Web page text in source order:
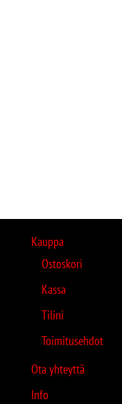
Kauppa
Ostoskori
Kassa
Tilini
Toimitusehdot
Ota yhteyttä
Info